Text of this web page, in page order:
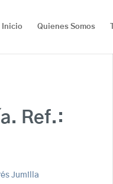
Inicio Quienes Somos
Ref.:
Jumilla